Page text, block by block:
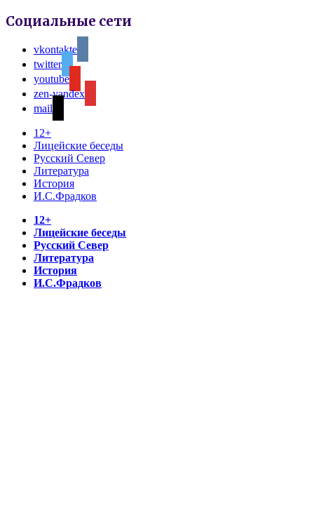
Социальные сети
vkontakte
twitter
youtube
zen-yandex
mail
12+
Лицейские беседы
Русский Север
Литература
История
И.С.Фрадков
12+
Лицейские беседы
Русский Север
Литература
История
И.С.Фрадков